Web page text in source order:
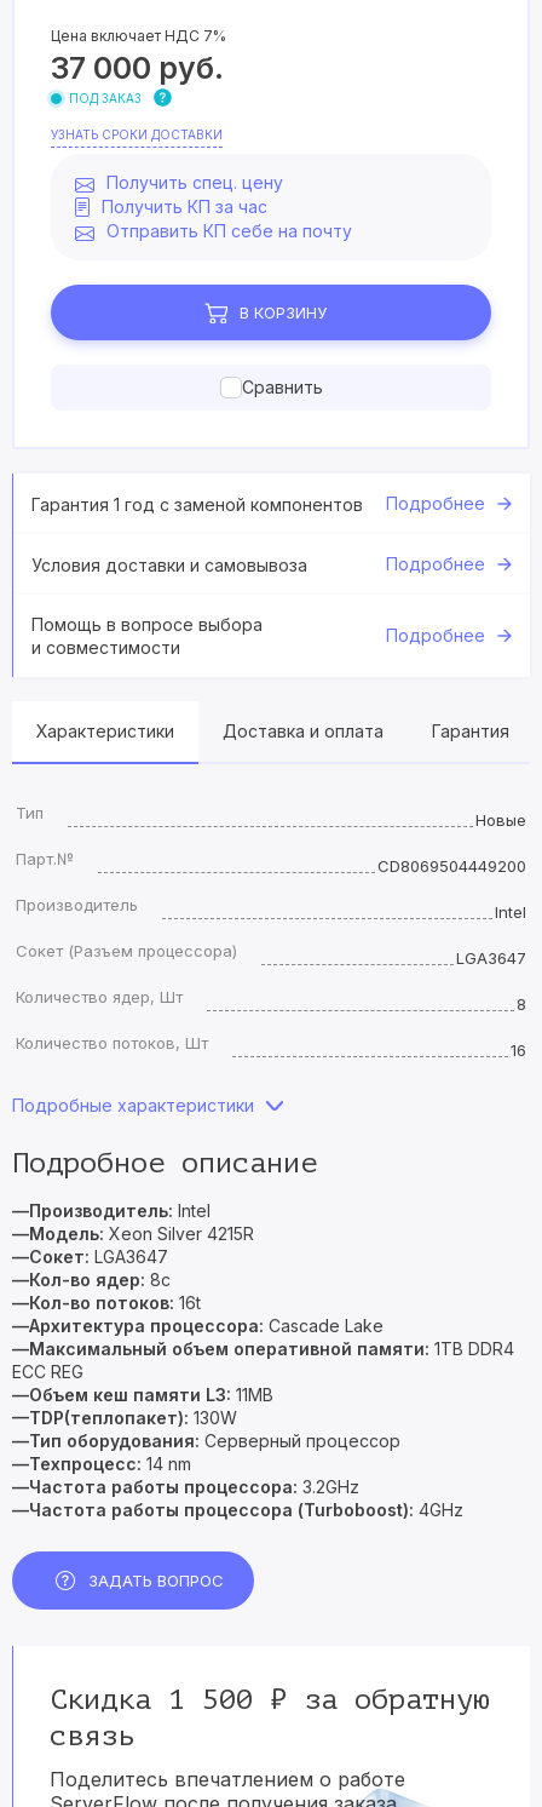
Цена включает НДС 7%
37 000 руб.
ПОД ЗАКАЗ
УЗНАТЬ СРОКИ ДОСТАВКИ
Получить спец. цену
Получить КП за час
Отправить КП себе на почту
В КОРЗИНУ
Сравнить
Гарантия 1 год с заменой компонентов Подробнее
Условия доставки и самовывоза Подробнее
Помощь в вопросе выбора
и совместимости
Подробнее
Характеристики Доставка и оплата Гарантия
Тип
Новые
Парт.№
CD8069504449200
Производитель
Intel
Сокет (Разъем процессора)
LGA3647
Количество ядер, Шт
8
Количество потоков, Шт
16
Подробные характеристики
Подробное описание
—Производитель: Intel
—Модель: Xeon Silver 4215R
—Сокет: LGA3647
—Кол-во ядер: 8c
—Кол-во потоков: 16t
—Архитектура процессора: Cascade Lake
—Максимальный объем оперативной памяти: 1TB DDR4
ECC REG
—Объем кеш памяти L3: 11MB
—TDP(теплопакет): 130W
—Тип оборудования: Серверный процессор
—Техпроцесс: 14 nm
—Частота работы процессора: 3.2GHz
—Частота работы процессора (Turboboost): 4GHz
ЗАДАТЬ ВОПРОС
Скидка 1 500 ₽ за обратную
связь
Поделитесь впечатлением о работе